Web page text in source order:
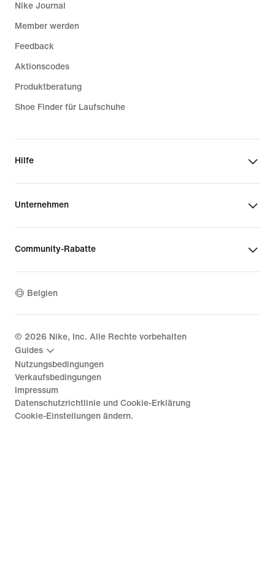
Nike Journal
Member werden
Feedback
Aktionscodes
Produktberatung
Shoe Finder für Laufschuhe
Hilfe
Unternehmen
Community-Rabatte
Belgien
© 2026 Nike, Inc. Alle Rechte vorbehalten
Guides
Nutzungsbedingungen
Verkaufsbedingungen
Impressum
Datenschutzrichtlinie und Cookie-Erklärung
Cookie-Einstellungen ändern.